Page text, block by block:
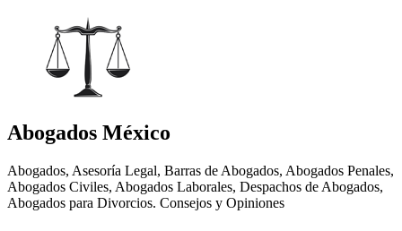
Abogados México
Abogados, Asesoría Legal, Barras de Abogados, Abogados Penales,
Abogados Civiles, Abogados Laborales, Despachos de Abogados,
Abogados para Divorcios. Consejos y Opiniones